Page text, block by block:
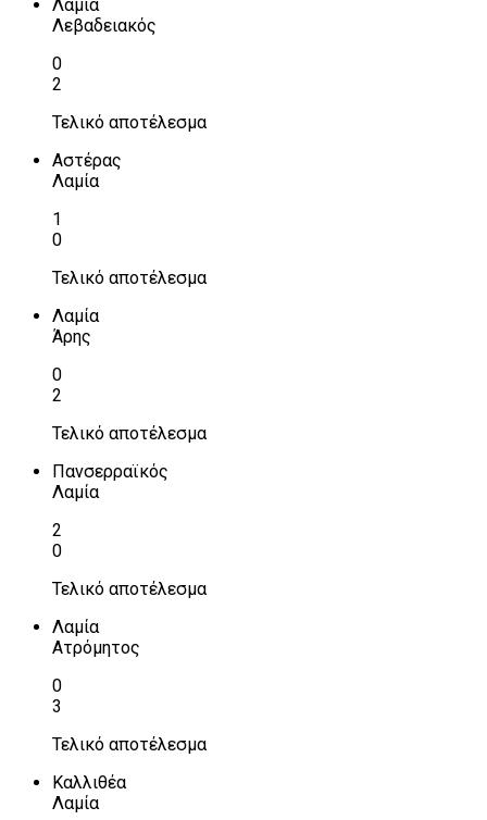
Λαμία
Λεβαδειακός
0
2
Τελικό αποτέλεσμα
Αστέρας
Λαμία
1
0
Τελικό αποτέλεσμα
Λαμία
Άρης
0
2
Τελικό αποτέλεσμα
Πανσερραϊκός
Λαμία
2
0
Τελικό αποτέλεσμα
Λαμία
Ατρόμητος
0
3
Τελικό αποτέλεσμα
Καλλιθέα
Λαμία